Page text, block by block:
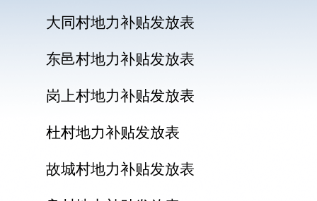
大同村地力补贴发放表
东邑村地力补贴发放表
岗上村地力补贴发放表
杜村地力补贴发放表
故城村地力补贴发放表